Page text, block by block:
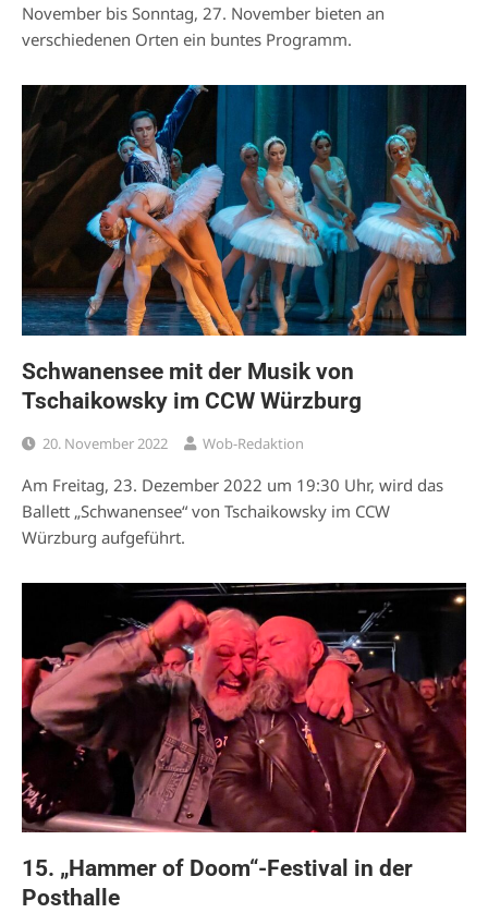
November bis Sonntag, 27. November bieten an
verschiedenen Orten ein buntes Programm.
Schwanensee mit der Musik von
Tschaikowsky im CCW Würzburg
20. November 2022 Wob-Redaktion
Am Freitag, 23. Dezember 2022 um 19:30 Uhr, wird das
Ballett „Schwanensee“ von Tschaikowsky im CCW
Würzburg aufgeführt.
15. „Hammer of Doom“-Festival in der
Posthalle